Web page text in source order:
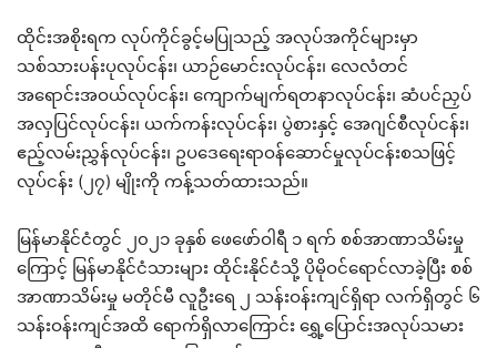
ထိုင်းအစိုးရက လုပ်ကိုင်ခွင့်မပြုသည့် အလုပ်အကိုင်များမှာ
သစ်သားပန်းပုလုပ်ငန်း၊ ယာဉ်မောင်းလုပ်ငန်း၊ လေလံတင်
အရောင်းအဝယ်လုပ်ငန်း၊ ကျောက်မျက်ရတနာလုပ်ငန်း၊ ဆံပင်ညှပ်
အလှပြင်လုပ်ငန်း၊ ယက်ကန်းလုပ်ငန်း၊ ပွဲစားနှင့် အေဂျင်စီလုပ်ငန်း၊
ဧည့်လမ်းညွှန်လုပ်ငန်း၊ ဥပဒေရေးရာဝန်ဆောင်မှုလုပ်ငန်းစသဖြင့်
လုပ်ငန်း (၂၇) မျိုးကို ကန့်သတ်ထားသည်။
မြန်မာနိုင်ငံတွင် ၂၀၂၁ ခုနှစ် ဖေဖော်ဝါရီ ၁ ရက် စစ်အာဏာသိမ်းမှု
ကြောင့် မြန်မာနိုင်ငံသားများ ထိုင်းနိုင်ငံသို့ ပိုမိုဝင်ရောင်လာခဲ့ပြီး စစ်
အာဏာသိမ်းမှု မတိုင်မီ လူဦးရေ ၂ သန်းဝန်းကျင်ရှိရာ လက်ရှိတွင် ၆
သန်းဝန်းကျင်အထိ ရောက်ရှိလာကြောင်း ရွှေ့ပြောင်းအလုပ်သမား